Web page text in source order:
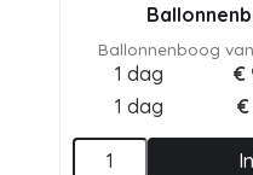
Ballonnenboog
1 dag €
1 dag
€